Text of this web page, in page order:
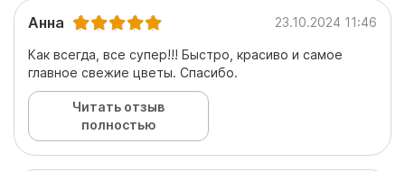
Анна 23.10.2024 11:46
Как всегда, все супер!!! Быстро, красиво и самое
главное свежие цветы. Спасибо.
Читать отзыв
полностью